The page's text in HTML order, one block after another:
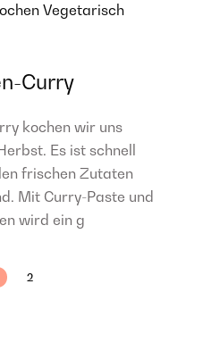
Vegetarisch
Curry
kochen wir uns
Es ist schnell
frischen Zutaten
Mit Curry-Paste und
wird ein g
2